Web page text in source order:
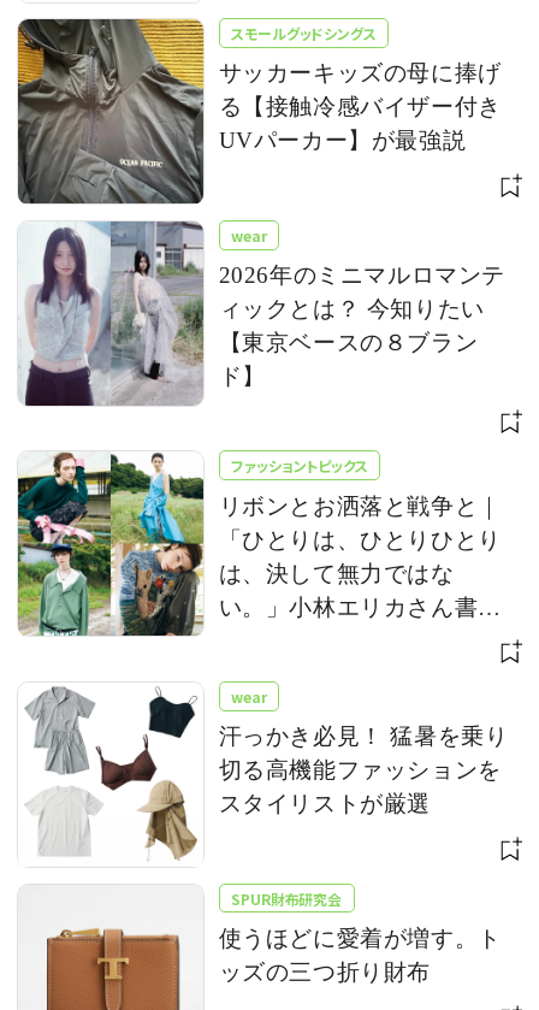
スモールグッドシングス
サッカーキッズの母に捧げ
る【接触冷感バイザー付き
UVパーカー】が最強説
wear
2026年のミニマルロマンテ
ィックとは？ 今知りたい
【東京ベースの８ブラン
ド】
ファッショントピックス
リボンとお洒落と戦争と｜
「ひとりは、ひとりひとり
は、決して無力ではな
い。」小林エリカさん書き
wear
汗っかき必見！ 猛暑を乗り
切る高機能ファッションを
スタイリストが厳選
SPUR財布研究会
使うほどに愛着が増す。ト
ッズの三つ折り財布